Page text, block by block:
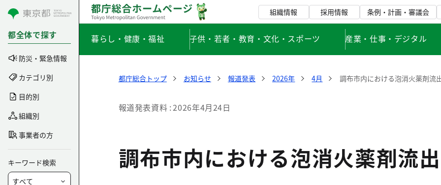
コンテンツにスキップ
都全体で探す
防災・緊急情報
カテゴリ別
目的別
組織別
事業者の方
キーワード検索
組織情報 採用情報 条例・計画・審議会
暮らし・健康・福祉 子供・若者・教育・文化・スポーツ 産業・仕事・デジタル
都庁総合トップ お知らせ 報道発表 2026年 4月 調布市内における泡消火薬剤流
報道発表資料 2026年4月24日
調布市内における泡消火薬剤流